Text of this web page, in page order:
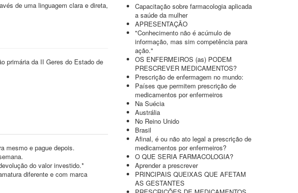
de uma linguagem clara e direta,
primária da II Geres do Estado de
mesmo e pague depois.
do valor investido.*
diferente e com marca
Capacitação sobre farmacologia aplicada
a saúde da mulher
APRESENTAÇÃO
"Conhecimento não é acúmulo de
informação, mas sim competência para
ação."
OS ENFERMEIROS (as) PODEM
PRESCREVER MEDICAMENTOS?
Prescrição de enfermagem no mundo:
Países que permitem prescrição de
medicamentos por enfermeiros
Na Suécia
Austrália
No Reino Unido
Brasil
Afinal, é ou não ato legal a prescrição de
medicamentos por enfermeiros?
O QUE SERIA FARMACOLOGIA?
Aprender a prescrever
PRINCIPAIS QUEIXAS QUE AFETAM
AS GESTANTES